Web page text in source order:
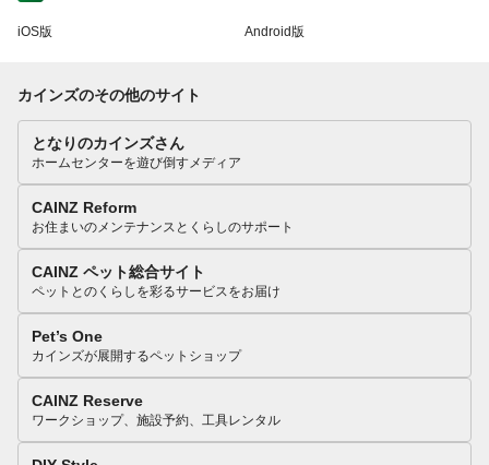
iOS版 Android版
カインズのその他のサイト
となりのカインズさん
ホームセンターを遊び倒すメディア
CAINZ Reform
お住まいのメンテナンスとくらしのサポート
CAINZ ペット総合サイト
ペットとのくらしを彩るサービスをお届け
Pet’s One
カインズが展開するペットショップ
CAINZ Reserve
ワークショップ、施設予約、工具レンタル